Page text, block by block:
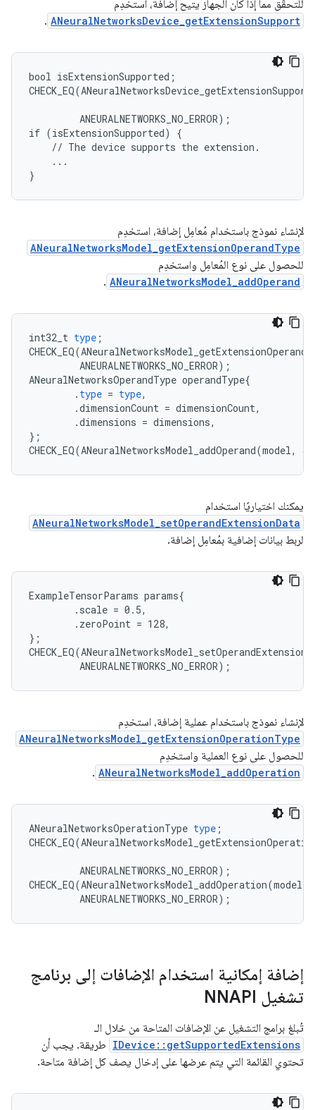
للتحقّق مما إذا كان الجهاز يتيح إضافة، استخدِم
ANeuralNetworksDevice_getExtensionSupport
.
bool isExtensionSupported;
         ANEURALNETWORKS_NO_ERROR);
if (isExtensionSupported) {
    // The device supports the extension.
    ...
لإنشاء نموذج باستخدام مُعامِل إضافة، استخدِم
ANeuralNetworksModel_getExtensionOperandType
للحصول على نوع المُعامِل واستخدِم
ANeuralNetworksModel_addOperand
.
int32_t type ;
CHECK_EQ(
ANEURALNETWORKS_NO_ERROR);
ANeuralNetworksOperandType operandType{
. type = type,
.dimensionCount = dimensionCount,
.dimensions = dimensions,
};
CHECK_EQ(ANeuralNetworksModel_addOperand(model, &
يمكنك اختياريًا استخدام
ANeuralNetworksModel_setOperandExtensionData
لربط بيانات إضافية بمُعامِل إضافة.
ExampleTensorParams params{
        .scale = 0.5,
        .zeroPoint = 128,
};
لإنشاء نموذج باستخدام عملية إضافة، استخدِم
ANeuralNetworksModel_getExtensionOperationType
للحصول على نوع العملية واستخدِم
ANeuralNetworksModel_addOperation
.
ANeuralNetworksOperationType type ;
CHECK_EQ(
ANEURALNETWORKS_NO_ERROR);
CHECK_EQ(ANeuralNetworksModel_addOperation(model
ANEURALNETWORKS_NO_ERROR);
إضافة إمكانية استخدام الإضافات إلى برنامج
تشغيل NNAPI
تُبلغ برامج التشغيل عن الإضافات المتاحة من خلال الـ
IDevice::getSupportedExtensions طريقة. يجب أن
تحتوي القائمة التي يتم عرضها على إدخال يصف كل إضافة متاحة.